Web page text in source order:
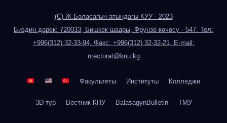
(С) Ж.Баласагын атындагы КУУ - 2023
Биздин дарек: 720033, Бишкек шаары, Фрунзе көчөсү - 547. Тел:
+996(312) 32-33-94, Факс: +996(312) 32-32-21, E-mail:
nrectorat@knu.kg
Факультеты Институты Колледжи
3D тур Вестник КНУ BalasagynBulletin ТМУ